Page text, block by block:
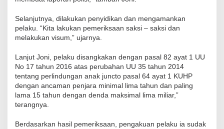
Selanjutnya, dilakukan penyidikan dan mengamankan
pelaku. “Kita lakukan pemeriksaan saksi – saksi dan
melakukan visum,” ujarnya.
Lanjut Joni, pelaku disangkakan dengan pasal 82 ayat 1 UU
No 17 tahun 2016 atas perubahan UU 35 tahun 2014
tentang perlindungan anak juncto pasal 64 ayat 1 KUHP
dengan ancaman penjara minimal lima tahun dan paling
lama 15 tahun dengan denda maksimal lima miliar,”
terangnya.
Berdasarkan hasil pemeriksaan, pengakuan pelaku ia sudak